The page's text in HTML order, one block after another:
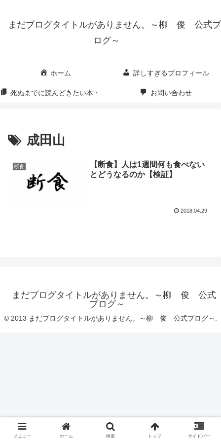
まだブログタイトルがありません。～柳 俊 公式ブ
ログ～
ホーム 詳しすぎるプロフィール
死ぬまでに読んどきたい本・映画・漫画 お問い合わせ
成田山
断食
【断食】人は1週間何も食べない
とどうなるのか【検証】
2018.04.29
まだブログタイトルがありません。～柳 俊 公式
ブログ～
© 2013 まだブログタイトルがありません。～柳 俊 公式ブログ～.
メニュー ホーム 検索 トップ サイドバー